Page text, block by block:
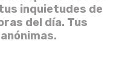
inquietudes de
del día. Tus